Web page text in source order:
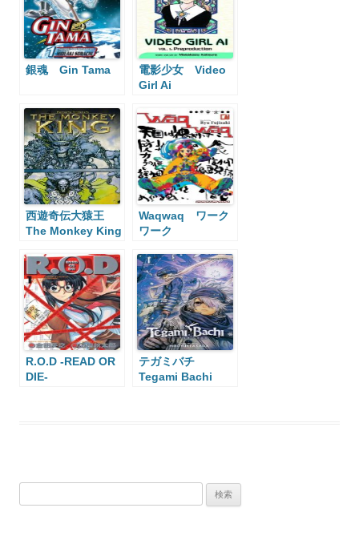
銀魂 Gin Tama
電影少女 Video
Girl Ai
西遊奇伝大猿王
The Monkey King
Waqwaq ワーク
ワーク
R.O.D -READ OR
DIE-
テガミバチ
Tegami Bachi